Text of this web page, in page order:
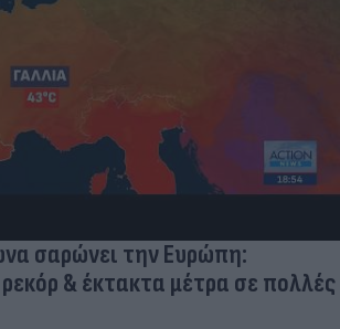
σαρώνει την Ευρώπη:
& έκτακτα μέτρα σε πολλές